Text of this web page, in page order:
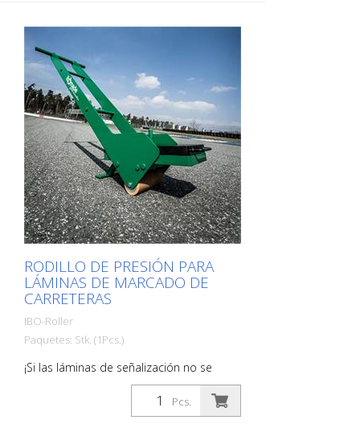
RODILLO DE PRESIÓN PARA
LÁMINAS DE MARCADO DE
CARRETERAS
IBO-Roller
Paquetes: Stk. (1Pcs.)
¡Si las láminas de señalización no se
adhieren de forma consistente a la
superficie de la carretera, esto puede
llevar a serias complicaciones en el
Pcs.